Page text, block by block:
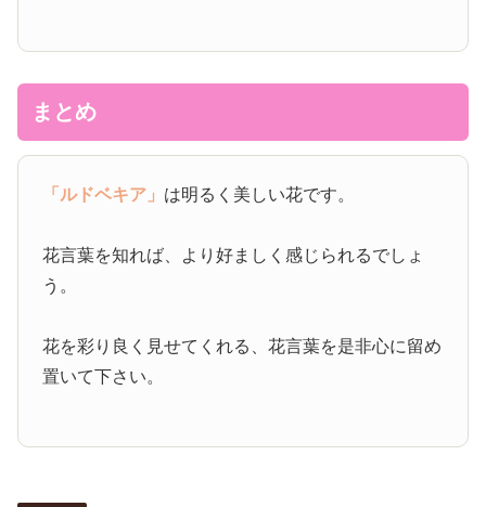
まとめ
「ルドベキア」 は明るく美しい花です。
花言葉を知れば、より好ましく感じられるでしょ
う。
花を彩り良く見せてくれる、花言葉を是非心に留め
置いて下さい。